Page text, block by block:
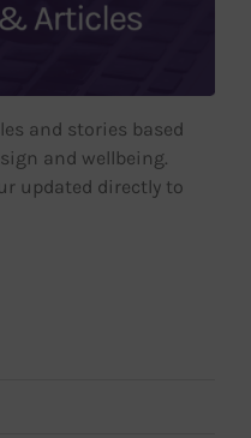
and stories based
and wellbeing.
updated directly to